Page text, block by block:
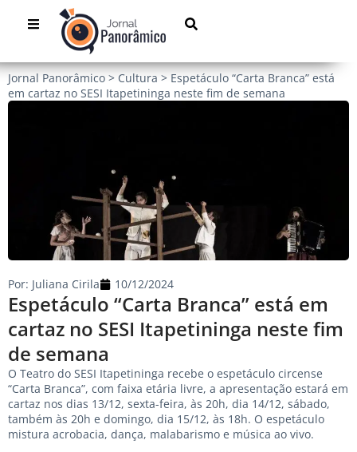
Jornal Panorâmico > Cultura > Espetáculo “Carta Branca” está
em cartaz no SESI Itapetininga neste fim de semana
Espetáculo “Carta Branca” está em
cartaz no SESI Itapetininga neste fim
de semana
Por: Juliana Cirila 10/12/2024
O Teatro do SESI Itapetininga recebe o espetáculo circense
“Carta Branca”, com faixa etária livre, a apresentação estará em
cartaz nos dias 13/12, sexta-feira, às 20h, dia 14/12, sábado,
também às 20h e domingo, dia 15/12, às 18h. O espetáculo
mistura acrobacia, dança, malabarismo e música ao vivo.